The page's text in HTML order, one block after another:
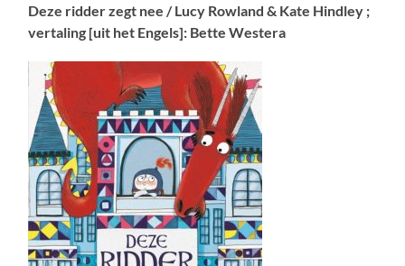
Deze ridder zegt nee / Lucy Rowland & Kate Hindley ;
vertaling [uit het Engels]: Bette Westera